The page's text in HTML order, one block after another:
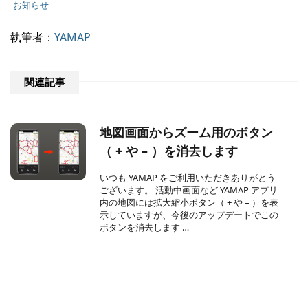
-お知らせ
執筆者： YAMAP
関連記事
地図画面からズーム用のボタン
（ + や – ）を消去します
いつも YAMAP をご利用いただきありがとう
ございます。 活動中画面など YAMAP アプリ
内の地図には拡大縮小ボタン（ + や – ）を表
示していますが、今後のアップデートでこの
ボタンを消去します …